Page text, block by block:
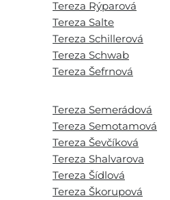
Tereza Rýparová
Tereza Salte
Tereza Schillerová
Tereza Schwab
Tereza Šefrnová
Tereza Semerádová
Tereza Semotamová
Tereza Ševčíková
Tereza Shalvarova
Tereza Šídlová
Tereza Škorupová